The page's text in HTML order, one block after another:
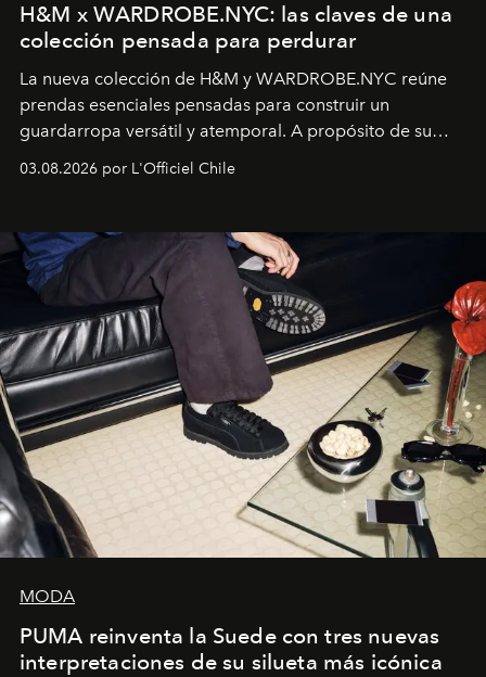
H&M x WARDROBE.NYC: las claves de una
colección pensada para perdurar
La nueva colección de H&M y WARDROBE.NYC reúne
prendas esenciales pensadas para construir un
guardarropa versátil y atemporal. A propósito de su
lanzamiento, los fundadores de la firma neoyorquina y
la asesora creativa y jefa de diseño global de la marca
y la filosofía detrás de la propuesta.
03.08.2026 por L'Officiel Chile
MODA
PUMA reinventa la Suede con tres nuevas
interpretaciones de su silueta más icónica